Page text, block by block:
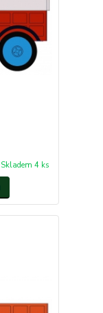
Skladem 4 ks